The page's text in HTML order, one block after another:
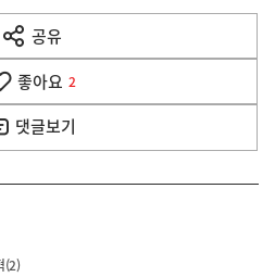
공유
열
기
좋아요 2
댓글보기
(2)